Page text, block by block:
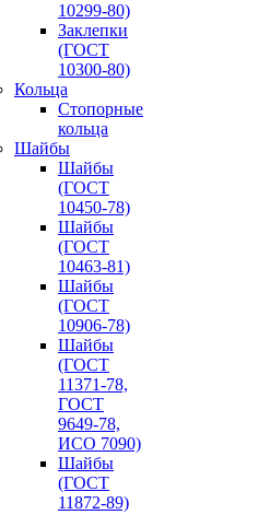
10299-80)
Заклепки
(ГОСТ
10300-80)
Кольца
Стопорные
кольца
Шайбы
Шайбы
(ГОСТ
10450-78)
Шайбы
(ГОСТ
10463-81)
Шайбы
(ГОСТ
10906-78)
Шайбы
(ГОСТ
11371-78,
ГОСТ
9649-78,
ИСО 7090)
Шайбы
(ГОСТ
11872-89)